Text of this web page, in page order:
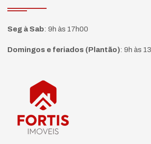
Seg à Sab: 9h às 17h00
Domingos e feriados (Plantão): 9h às
Página inicial